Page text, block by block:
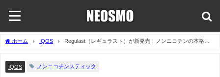
ホーム IQOS
Regulast（レギュラスト）が新発売！ノンニコチンの本格レ
IQOS ノンニコチンスティック